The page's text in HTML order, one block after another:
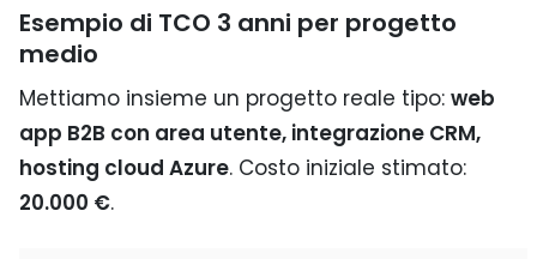
Esempio di TCO 3 anni per progetto
medio
Mettiamo insieme un progetto reale tipo: web
app B2B con area utente, integrazione CRM,
hosting cloud Azure. Costo iniziale stimato:
20.000 €.